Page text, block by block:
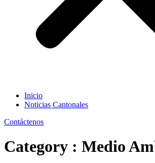
Inicio
Noticias Cantonales
Contáctenos
Category : Medio